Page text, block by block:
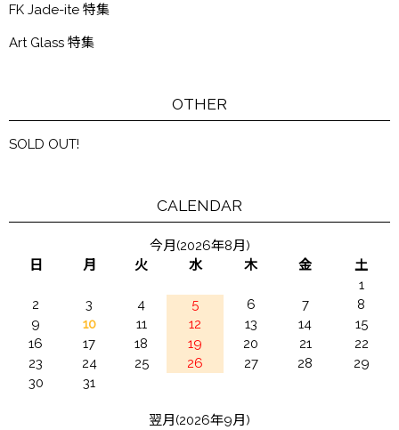
FK Jade-ite 特集
Art Glass 特集
OTHER
SOLD OUT!
CALENDAR
今月(2026年8月)
日
月 火 水 木 金
土
1
2
3 4 5 6 7
8
9
10 11 12 13 14
15
16
17 18 19 20 21
22
23
24 25 26 27 28
29
30
31
翌月(2026年9月)